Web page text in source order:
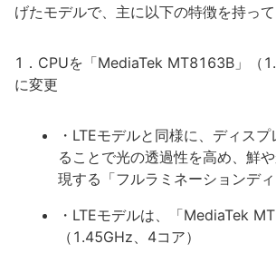
げたモデルで、主に以下の特徴を持って
1．CPUを「MediaTek MT8163B」（
に変更
・LTEモデルと同様に、ディス
ることで光の透過性を高め、鮮
現する「フルラミネーションデ
・LTEモデルは、「MediaTek
（1.45GHz、4コア）